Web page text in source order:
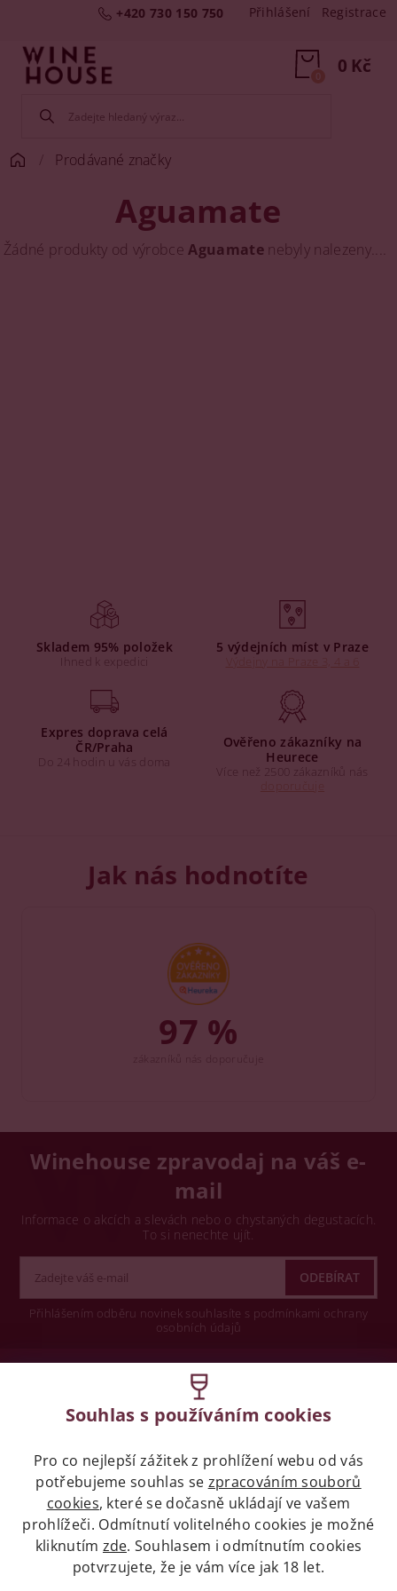
+420 730 150 750 Přihlášení Registrace
0 Kč
0
Prodávané značky
Aguamate
Žádné produkty od výrobceAguamatenebyly nalezeny....
Skladem 95% položek
Ihned k expedici
5 výdejních míst v Praze
Expres doprava celá
ČR/Praha
Do 24 hodin u vás doma
Ověřeno zákazníky na
Heurece
Více než 2500 zákazníků nás
Jak nás hodnotíte
97 %
Winehouse zpravodaj na váš e-
mail
Informace o akcích a slevách nebo o chystaných degustacích.
To si nenechte ujít.
Přihlášením odběru novinek souhlasíte s podmínkami ochrany
osobních údajů
Legislativa
Zákaz prodeje alkoholických nápojů osobám
mladších 18 let.
Naše služby
Souhlas s používáním cookies
Pro co nejlepší zážitek z prohlížení webu od vás
potřebujeme souhlas se zpracováním souborů
cookies, které se dočasně ukládají ve vašem
prohlížeči. Odmítnutí volitelného cookies je možné
kliknutím zde. Souhlasem i odmítnutím cookies
potvrzujete, že je vám více jak 18 let.